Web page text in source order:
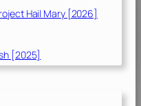
Hail Mary [2026]
[2025]